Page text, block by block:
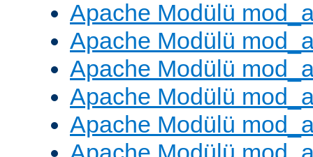
Apache Modülü
Apache Modülü
Apache Modülü
Apache Modülü
Apache Modülü